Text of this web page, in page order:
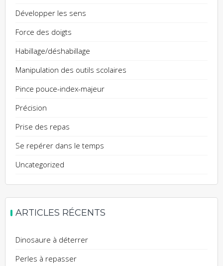
Développer les sens
Force des doigts
Habillage/déshabillage
Manipulation des outils scolaires
Pince pouce-index-majeur
Précision
Prise des repas
Se repérer dans le temps
Uncategorized
ARTICLES RÉCENTS
Dinosaure à déterrer
Perles à repasser